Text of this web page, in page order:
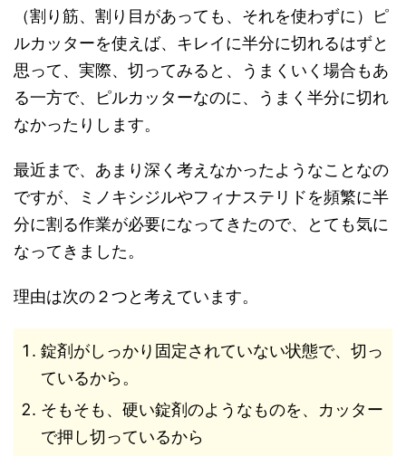
（割り筋、割り目があっても、それを使わずに）ピ
ルカッターを使えば、キレイに半分に切れるはずと
思って、実際、切ってみると、うまくいく場合もあ
る一方で、ピルカッターなのに、うまく半分に切れ
なかったりします。
最近まで、あまり深く考えなかったようなことなの
ですが、ミノキシジルやフィナステリドを頻繁に半
分に割る作業が必要になってきたので、とても気に
なってきました。
理由は次の２つと考えています。
錠剤がしっかり固定されていない状態で、切っ
ているから。
そもそも、硬い錠剤のようなものを、カッター
で押し切っているから